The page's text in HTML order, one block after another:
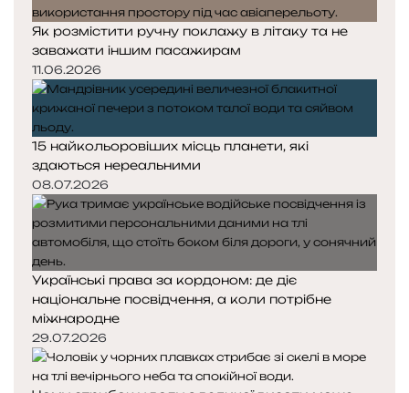
Як розмістити ручну поклажу в літаку та не
заважати іншим пасажирам
11.06.2026
15 найкольоровіших місць планети, які
здаються нереальними
08.07.2026
Українські права за кордоном: де діє
національне посвідчення, а коли потрібне
міжнародне
29.07.2026